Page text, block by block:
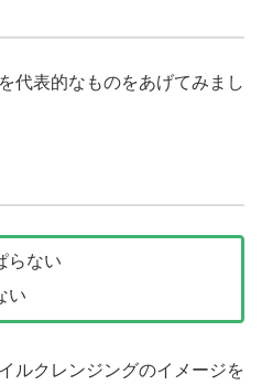
代表的なものをあげてみまし
らない
い
ルクレンジングのイメージを